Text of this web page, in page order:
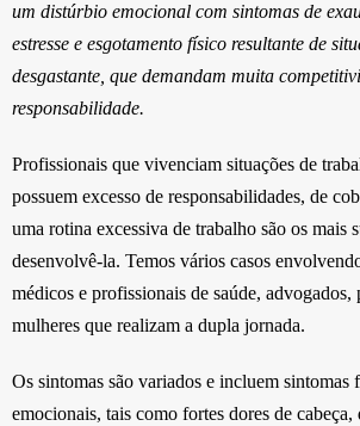
um distúrbio emocional com sintomas de
estresse e esgotamento físico resultante de
desgastante, que demandam muita
responsabilidade.
Profissionais que vivenciam situações de
possuem excesso de responsabilidades, de
uma rotina excessiva de trabalho são os mais
desenvolvê-la. Temos vários casos
médicos e profissionais de saúde,
mulheres que realizam a dupla jornada.
Os sintomas são variados e incluem sintomas
emocionais, tais como fortes dores de cabeça,